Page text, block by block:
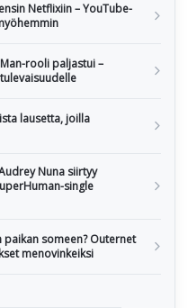
Netflixiin – YouTube-
rooli paljastui –
lausetta, joilla
Nuna siirtyy
single
someen? Outernet
menovinkeiksi